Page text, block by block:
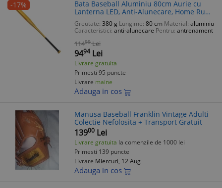
-17%
Bata Baseball Aluminiu 80cm Aurie cu
Lanterna LED, Anti-Alunecare, Home Run,
Antrenament
Greutate: 380 g Lungime: 80 cm Material: aluminiu
Caracteristici: anti-alunecare Pentru: antrenament
11499 Lei
9494 Lei
Livrare gratuita
Primesti 95 puncte
Livrare maine
Adauga in cos
Manusa Baseball Franklin Vintage Adulti
Colectie Nefolosita + Transport Gratuit
13900 Lei
Livrare gratuita la comenzile de 1000 lei
Primesti 139 puncte
Livrare Miercuri, 12 Aug
Adauga in cos